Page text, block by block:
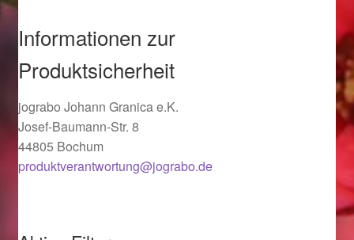
Ostergeschenke finden für Ostern 2022
Partner
Shop
Startseite
Informationen zur
Produktsicherheit
jograbo Johann Granica e.K.
Josef-Baumann-Str. 8
44805 Bochum
produktverantwortung@jograbo.de